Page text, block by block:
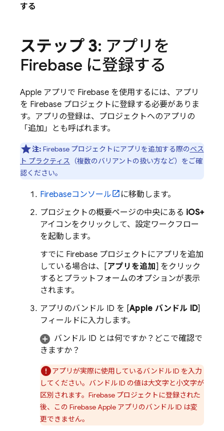
する
ステップ 3: アプリを
Firebase に登録する
Apple アプリで Firebase を使用するには、アプリ
を Firebase プロジェクトに登録する必要がありま
す。アプリの登録は、プロジェクトへのアプリの
「追加」とも呼ばれます。
注: Firebase プロジェクトにアプリを追加する際のベス
ト プラクティス （複数のバリアントの扱い方など）をご確
認ください。
Firebaseコンソール
に移動します。
プロジェクトの概要ページの中央にある iOS+
アイコンをクリックして、設定ワークフロー
を起動します。
すでに Firebase プロジェクトにアプリを追加
している場合は、[アプリを追加] をクリック
するとプラットフォームのオプションが表示
されます。
アプリのバンドル ID を [Apple バンドル ID]
フィールドに入力します。
バンドル ID とは何ですか？どこで確認で
きますか？
アプリが実際に使用しているバンドル ID を入力
してください。バンドル ID の値は大文字と小文字が
区別されます。Firebase プロジェクトに登録された
後、この Firebase Apple アプリのバンドル ID は変
更できません。